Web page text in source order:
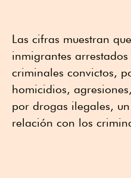
Las cifras muestran
inmigrantes
criminales convictos,
homicidios,
por drogas ilegales,
relación con los